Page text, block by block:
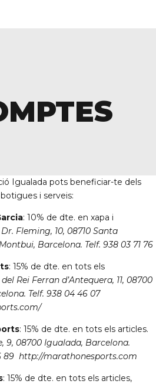
Igualada pots beneficiar-te dels
i serveis:
: 10% de dte. en xapa i
Fleming, 10, 08710 Santa
Barcelona. Telf. 938 03 71 76
: 15% de dte. en tots els
Rei Ferran d’Antequera, 11, 08700
Telf. 938 04 46 07
: 15% de dte. en tots els articles.
9, 08700 Igualada, Barcelona.
89 http://marathonesports.com
: 15% de dte. en tots els articles,